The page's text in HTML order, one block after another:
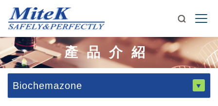
產品介紹
Biochemazone